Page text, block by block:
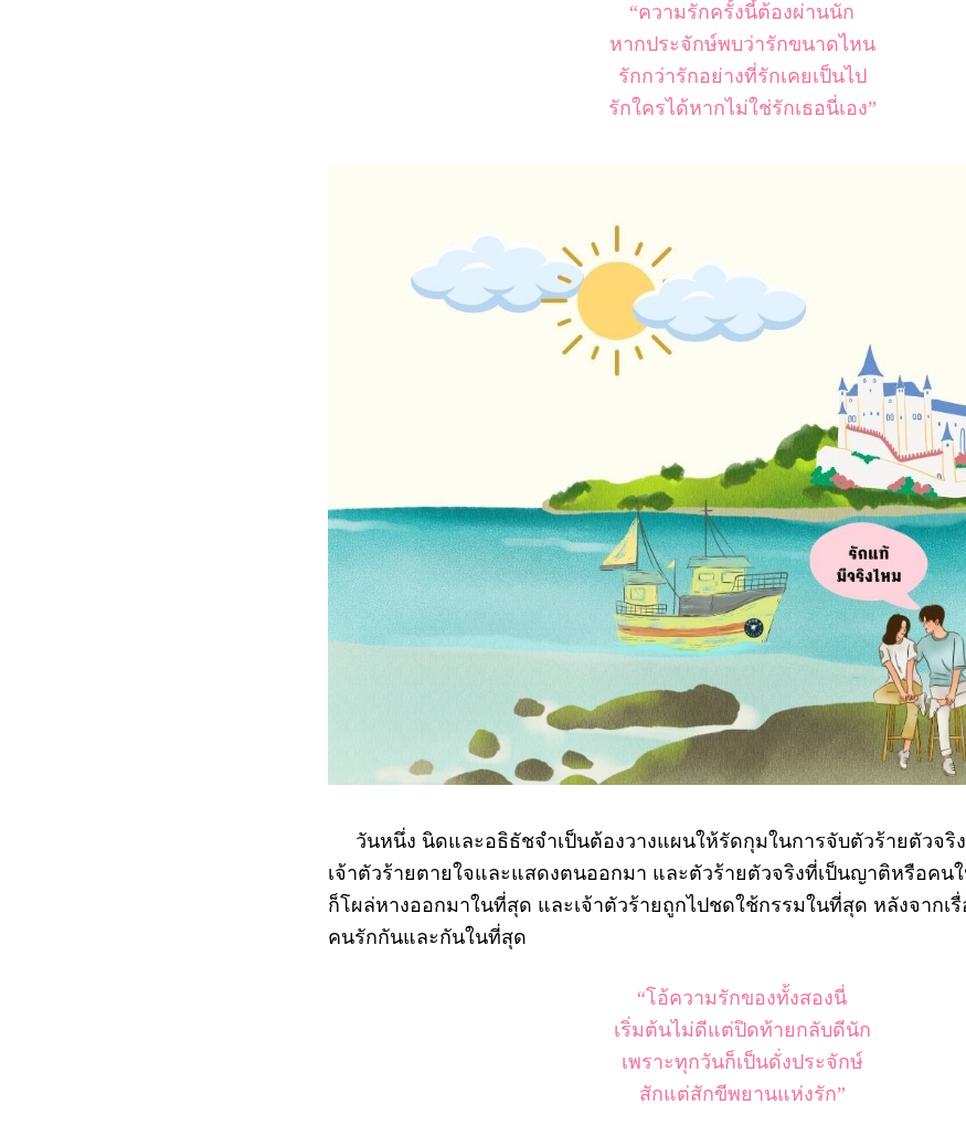
“ความรักครั้งนี้ต้องผ่านนัก
หากประจักษ์พบว่ารักขนาดไหน
รักกว่ารักอย่างที่รักเคยเป็นไป
รักใครได้หากไม่ใช่รักเธอนี่เอง”
วันหนึ่ง นิดและอธิธัชจำเป็นต้องวางแผนให้รัดกุมในการจับตัวร้ายตัวจริ
เจ้าตัวร้ายตายใจและแสดงตนออกมา และตัวร้ายตัวจริงที่เป็นญาติหรือคน
ก็โผล่หางออกมาในที่สุด และเจ้าตัวร้ายถูกไปชดใช้กรรมในที่สุด หลังจากเรื่
คนรักกันและกันในที่สุด
“โอ้ความรักของทั้งสองนี่
เริ่มต้นไม่ดีแต่ปิดท้ายกลับดีนัก
เพราะทุกวันก็เป็นดั่งประจักษ์
สักแต่สักขีพยานแห่งรัก”